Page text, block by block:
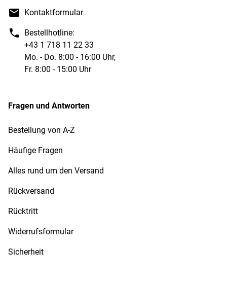
Kontaktformular
Bestellhotline:
+43 1 718 11 22 33
Mo. - Do. 8:00 - 16:00 Uhr,
Fr. 8:00 - 15:00 Uhr
Fragen und Antworten
Bestellung von A-Z
Häufige Fragen
Alles rund um den Versand
Rückversand
Rücktritt
Widerrufsformular
Sicherheit